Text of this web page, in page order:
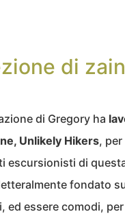
di
di Gregory ha
Unlikely Hikers,
escursionisti di
fondato
ed essere comodi,